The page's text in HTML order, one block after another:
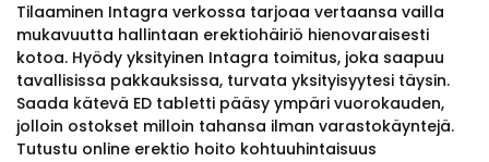
Tilaaminen Intagra verkossa tarjoaa vertaansa vailla
mukavuutta hallintaan erektiohäiriö hienovaraisesti
kotoa. Hyödy yksityinen Intagra toimitus, joka saapuu
tavallisissa pakkauksissa, turvata yksityisyytesi täysin.
Saada kätevä ED tabletti pääsy ympäri vuorokauden,
jolloin ostokset milloin tahansa ilman varastokäyntejä.
Tutustu online erektio hoito kohtuuhintaisuus